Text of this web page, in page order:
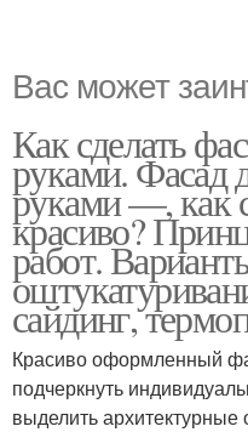
Вас может
Как сделать
руками. Фасад
руками —, как
красиво?
работ.
сайдинг,
Красиво оформленный
подчеркнуть
выделить архитектурные